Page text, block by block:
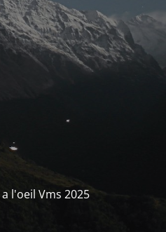
l'oeil Vms 2025